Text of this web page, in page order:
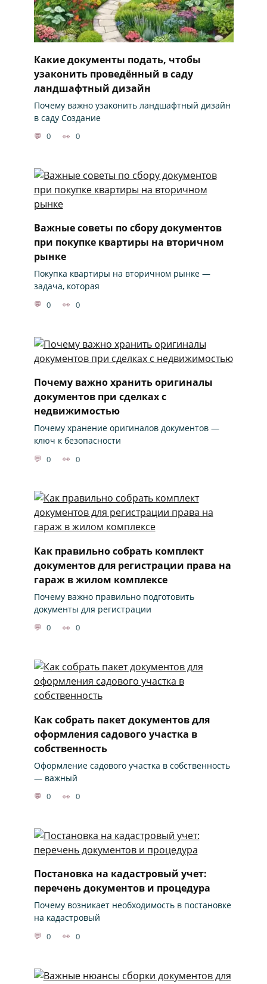
Какие документы подать, чтобы
узаконить проведённый в саду
ландшафтный дизайн
Почему важно узаконить ландшафтный дизайн
в саду Создание
0 0
Важные советы по сбору документов
при покупке квартиры на вторичном
рынке
Покупка квартиры на вторичном рынке —
задача, которая
0 0
Почему важно хранить оригиналы
документов при сделках с
недвижимостью
Почему хранение оригиналов документов —
ключ к безопасности
0 0
Как правильно собрать комплект
документов для регистрации права на
гараж в жилом комплексе
Почему важно правильно подготовить
документы для регистрации
0 0
Как собрать пакет документов для
оформления садового участка в
собственность
Оформление садового участка в собственность
— важный
0 0
Постановка на кадастровый учет:
перечень документов и процедура
Почему возникает необходимость в постановке
на кадастровый
0 0